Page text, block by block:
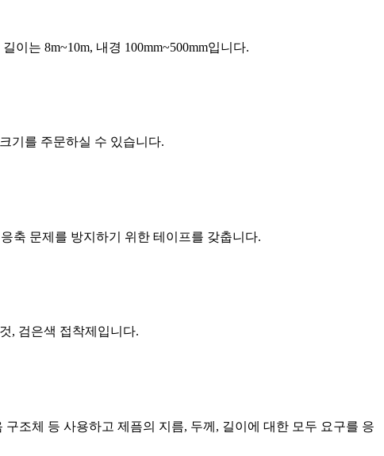
는 8m~10m, 내경 100mm~500mm입니다.
기를 주문하실 수 있습니다.
축 문제를 방지하기 위한 테이프를 갖춥니다.
, 검은색 접착제입니다.
조체 등 사용하고 제픔의 지름, 두께, 길이에 대한 모두 요구를 응